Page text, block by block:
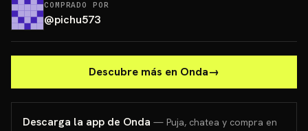
COMPRADO POR
@pichu573
Descubre más en Onda→
Descarga la app de Onda — Puja, chatea y compra en